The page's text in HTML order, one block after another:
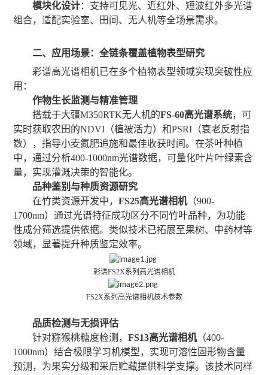
模块化设计：支持可见光、近红外、短波红外多光谱
组合，适配实验室、田间、无人机等全场景需求。
二、应用场景：全链条覆盖植物表型研究
彩谱高光谱相机已在多个植物表型领域实现突破性应
用：
作物生长监测与精准管理
搭载于大疆M350RTK无人机的FS-60高光谱系统，可
实时获取农田的NDVI（植被活力）和PSRI（衰老反射指
数），指导小麦氮肥追施和最佳收获时间。在茶叶种植
中，通过分析400-1000nm光谱数据，可量化叶片叶绿素含
量，实现灌溉决策的智能化。
品种鉴别与种质资源研究
在竹类资源开发中，FS25高光谱相机（900-
1700nm）通过光谱特征成功区分不同竹叶品种，为功能
性成分筛选提供依据。类似技术已拓展至果树、中药材等
领域，显著提升种质鉴定效率。
彩谱FS2X系列高光谱相机
FS2X系列高光谱相机技术参数
品质检测与无损评估
针对猕猴桃糖度检测，FS13高光谱相机（400-
1000nm）结合极限学习机模型，实现可溶性固形物含量
预测，为果实分级和采后贮藏提供科学支撑。该技术同样